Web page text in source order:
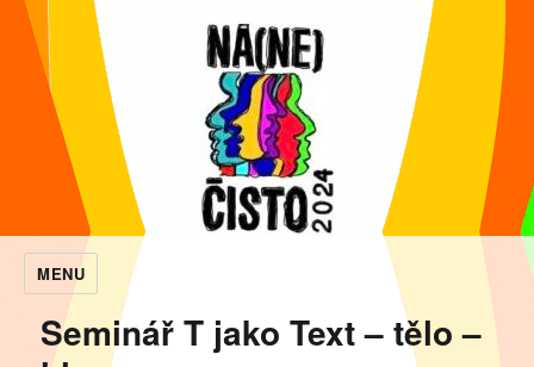
MENU
NaNečisto
Seminář T jako Text – tělo –